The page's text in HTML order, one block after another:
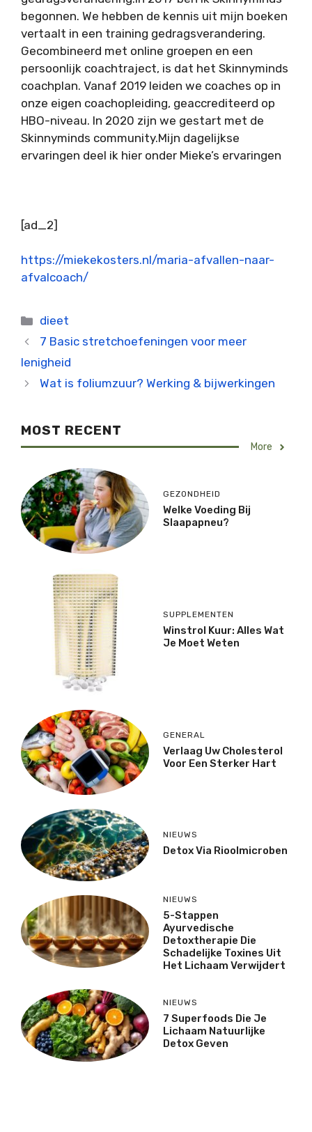
begonnen. We hebben de kennis uit mijn boeken
vertaalt in een training gedragsverandering.
Gecombineerd met online groepen en een
persoonlijk coachtraject, is dat het Skinnyminds
coachplan. Vanaf 2019 leiden we coaches op in
onze eigen coachopleiding, geaccrediteerd op
HBO-niveau. In 2020 zijn we gestart met de
Skinnyminds community.Mijn dagelijkse
ervaringen deel ik hier onder Mieke’s ervaringen
[ad_2]
https://miekekosters.nl/maria-afvallen-naar-
afvalcoach/
Categorieën
dieet
7 Basic stretchoefeningen voor meer
lenigheid
Wat is foliumzuur? Werking & bijwerkingen
MOST RECENT
More
GEZONDHEID
Welke Voeding Bij
Slaapapneu?
SUPPLEMENTEN
Winstrol Kuur: Alles Wat
Je Moet Weten
GENERAL
Verlaag Uw Cholesterol
Voor Een Sterker Hart
NIEUWS
Detox Via Rioolmicroben
NIEUWS
5-Stappen
Ayurvedische
Detoxtherapie Die
Schadelijke Toxines Uit
Het Lichaam Verwijdert
NIEUWS
7 Superfoods Die Je
Lichaam Natuurlijke
Detox Geven